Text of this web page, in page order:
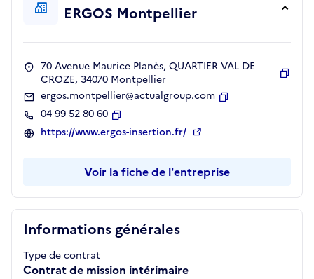
Informations générales
Type de contrat
Contrat de mission intérimaire
ERGOS Montpellier
70 Avenue Maurice Planès, QUARTIER VAL DE
CROZE, 34070 Montpellier
ergos.montpellier@actualgroup.com
04 99 52 80 60
Copier
https://www.ergos-insertion.fr/
Voir la fiche de l'entreprise